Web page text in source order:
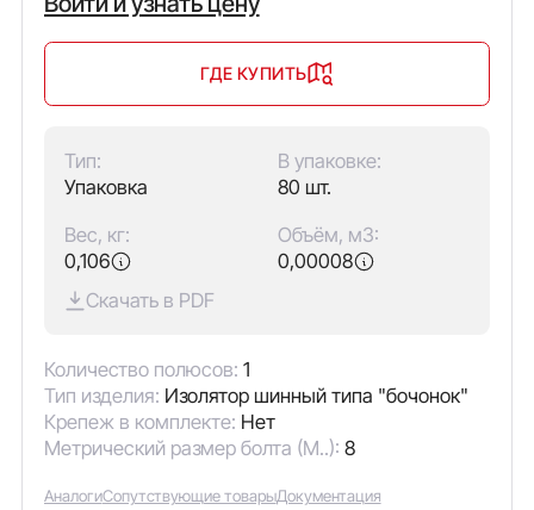
ГДЕ КУПИТЬ
Тип:
Упаковка
В упаковке:
80 шт.
Вес, кг:
0,106
Объём, м3:
0,00008
Скачать в PDF
Количество полюсов: 1
Тип изделия: Изолятор шинный типа "бочонок"
Крепеж в комплекте: Нет
Метрический размер болта (М..): 8
АналогиСопутствующие товарыДокументация